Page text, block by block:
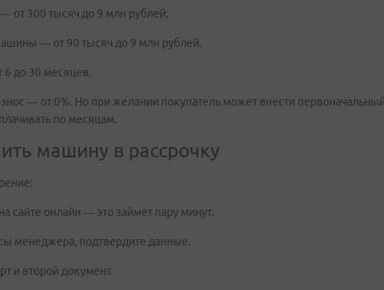
от 300 тысяч до 9 млн рублей;
— от 90 тысяч до 9 млн рублей.
до 30 месяцев.
— от 0%. Но при желании покупатель может внести
по месяцам.
машину в рассрочку
сайте онлайн — это займет пару минут.
менеджера, подтвердите данные.
и второй документ.